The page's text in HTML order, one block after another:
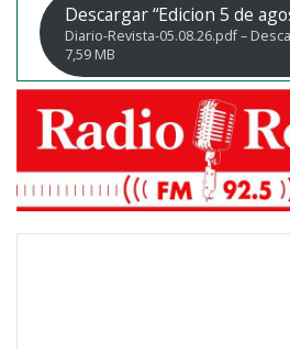
Descargar “Edicion 5 de
Diario-Revista-05.08.26.pdf –
7,59 MB